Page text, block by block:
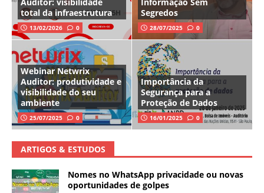
total da infraestrutura
13/02/2026 0
Segredos
28/07/2025 0
Webinar Netwrix
Auditor: produtividade e
visibilidade do seu
ambiente
25/07/2025 0
Importância da
Segurança para a
Proteção de Dados
16/01/2025 0
ARTIGOS & ESTUDOS
Nomes no WhatsApp privacidade ou novas
oportunidades de golpes